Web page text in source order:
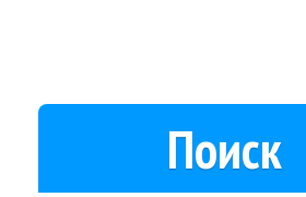
Поиск